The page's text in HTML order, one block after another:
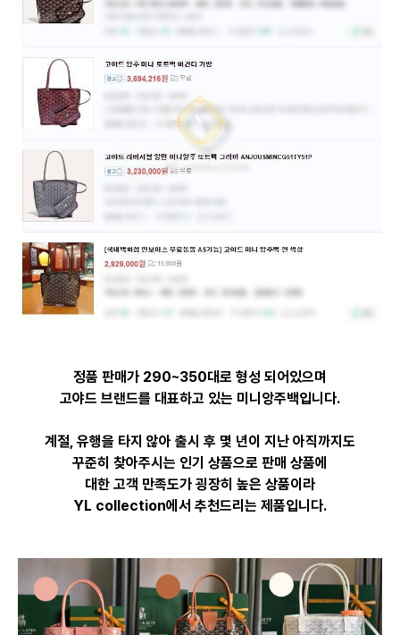
정품 판매가 290~350대로 형성 되어있으며
고야드 브랜드를 대표하고 있는 미니앙주백입니다.
계절, 유행을 타지 않아 출시 후 몇 년이 지난 아직까지도
꾸준히 찾아주시는 인기 상품으로 판매 상품에
대한 고객 만족도가 굉장히 높은 상품이라
YL collection에서 추천드리는 제품입니다.